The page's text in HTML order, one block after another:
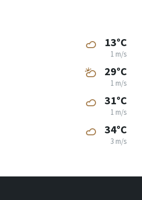
13°C
1 m/s
29°C
1 m/s
31°C
1 m/s
34°C
3 m/s